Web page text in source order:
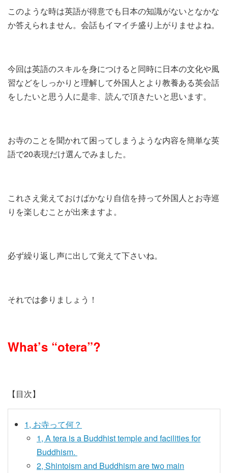
このような時は英語が得意でも日本の知識がないとなかな
か答えられません。会話もイマイチ盛り上がりませよね。
今回は英語のスキルを身につけると同時に日本の文化や風
習などをしっかりと理解して外国人とより教養ある英会話
をしたいと思う人に是非、読んで頂きたいと思います。
お寺のことを聞かれて困ってしまうような内容を簡単な英
語で20表現だけ選んでみました。
これさえ覚えておけばかなり自信を持って外国人とお寺巡
りを楽しむことが出来ますよ。
必ず繰り返し声に出して覚えて下さいね。
それでは参りましょう！
What’s “otera”?
【目次】
1, お寺って何？
1, A tera is a Buddhist temple and facilities for
Buddhism.
2, Shintoism and Buddhism are two main